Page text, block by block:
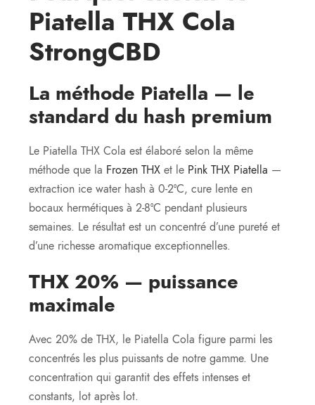
Piatella THX Cola
StrongCBD
La méthode Piatella — le
standard du hash premium
Le Piatella THX Cola est élaboré selon la même
méthode que la Frozen THX et le Pink THX Piatella —
extraction ice water hash à 0-2°C, cure lente en
bocaux hermétiques à 2-8°C pendant plusieurs
semaines. Le résultat est un concentré d’une pureté et
d’une richesse aromatique exceptionnelles.
THX 20% — puissance
maximale
Avec 20% de THX, le Piatella Cola figure parmi les
concentrés les plus puissants de notre gamme. Une
concentration qui garantit des effets intenses et
constants, lot après lot.